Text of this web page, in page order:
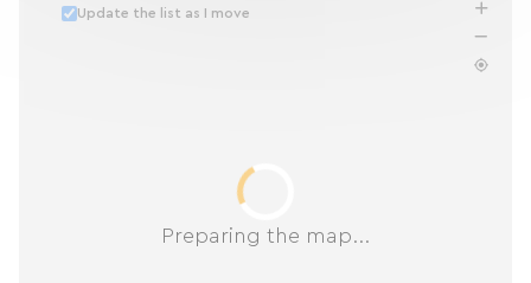
Preparing the map...
Update the list as I move